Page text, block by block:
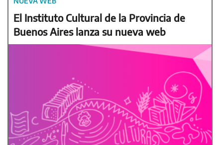
El Instituto Cultural de la Provincia de
Buenos Aires lanza su nueva web